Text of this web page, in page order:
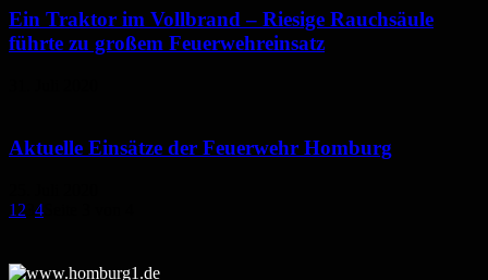
Ein Traktor im Vollbrand – Riesige Rauchsäule
führte zu großem Feuerwehreinsatz
Aktuelle Einsätze der Feuerwehr Homburg
1 2 4